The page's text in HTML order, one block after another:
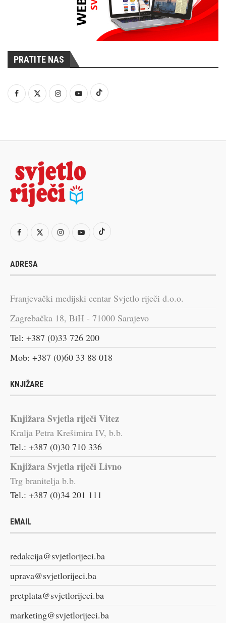
PRATITE NAS
ADRESA
Franjevački medijski centar Svjetlo riječi d.o.o.
Zagrebačka 18, BiH - 71000 Sarajevo
Tel: +387 (0)33 726 200
Mob: +387 (0)60 33 88 018
KNJIŽARE
Knjižara Svjetla riječi Vitez
Kralja Petra Krešimira IV, b.b.
Tel.: +387 (0)30 710 336
Knjižara Svjetla riječi Livno
Trg branitelja b.b.
Tel.: +387 (0)34 201 111
EMAIL
redakcija@svjetlorijeci.ba
uprava@svjetlorijeci.ba
pretplata@svjetlorijeci.ba
marketing@svjetlorijeci.ba